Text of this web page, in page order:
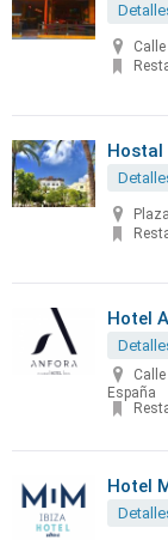
Hostal
Hotel
España
Hotel